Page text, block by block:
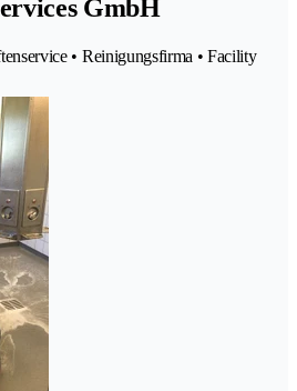
GmbH
• Reinigungsfirma • Facility